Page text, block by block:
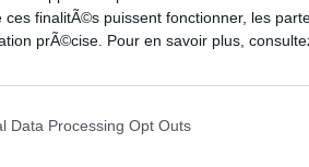
ces finalitÃ©s puissent fonctionner, les
prÃ©cise. Pour en savoir plus,
Data Processing Opt Outs
pour aller chercher
que nous vivons nous
que 10 pts dans le